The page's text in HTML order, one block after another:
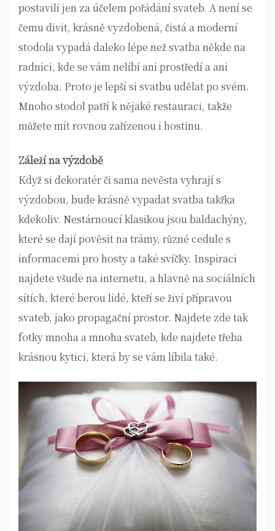
postavili jen za účelem pořádání svateb. A není se
čemu divit, krásně vyzdobená, čistá a moderní
stodola vypadá daleko lépe než svatba někde na
radnici, kde se vám nelíbí ani prostředí a ani
výzdoba. Proto je lepší si svatbu udělat po svém.
Mnoho stodol patří k nějaké restauraci, takže
můžete mít rovnou zařízenou i hostinu.
Záleží na výzdobě
Když si dekoratér či sama nevěsta vyhrají s
výzdobou, bude krásně vypadat svatba takřka
kdekoliv. Nestárnoucí klasikou jsou baldachýny,
které se dají pověsit na trámy, různé cedule s
informacemi pro hosty a také svíčky. Inspiraci
najdete všude na internetu, a hlavně na sociálních
sítích, které berou lidé, kteří se živí přípravou
svateb, jako propagační prostor. Najdete zde tak
fotky mnoha a mnoha svateb, kde najdete třeba
krásnou kytici, která by se vám líbila také.